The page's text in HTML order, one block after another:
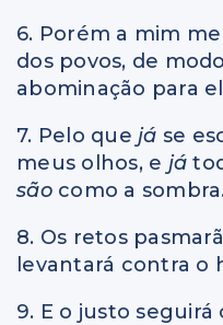
6. Porém a mim
dos povos, de
abominação para
7. Pelo que já se
meus olhos, e já
são como a
8. Os retos
levantará contra o
9. E o justo